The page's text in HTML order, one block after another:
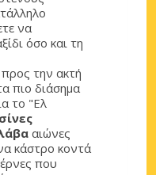
να
όσο και τη
την ακτή
πιο διάσημα
το "Ελ
αιώνες
κάστρο κοντά
που